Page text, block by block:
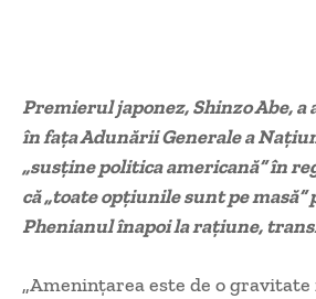
Premierul japonez, Shinzo Abe,
în faţa Adunării Generale a
„susţine politica americană” în
că „toate opţiunile sunt pe masă”
Phenianul înapoi la raţiune,
„Ameninţarea este de o